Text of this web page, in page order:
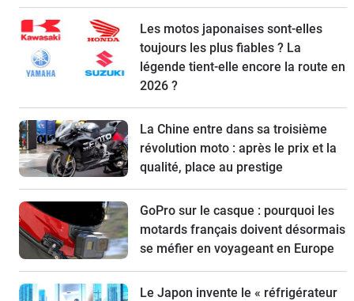
Les motos japonaises sont-elles
toujours les plus fiables ? La
légende tient-elle encore la route en
2026 ?
La Chine entre dans sa troisième
révolution moto : après le prix et la
qualité, place au prestige
GoPro sur le casque : pourquoi les
motards français doivent désormais
se méfier en voyageant en Europe
Le Japon invente le « réfrigérateur